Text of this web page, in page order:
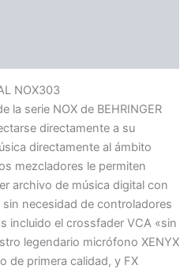
NOX303
la serie NOX de BEHRINGER
directamente a su
directamente al ámbito
mezcladores le permiten
archivo de música digital con
necesidad de controladores
incluido el crossfader VCA «sin
legendario micrófono XENYX
de primera calidad, y FX